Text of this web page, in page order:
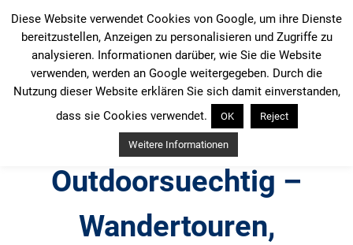
Inhalt
springen
Outdoorsuechtig –
Wandertouren,
Diese Website verwendet Cookies von Google, um ihre Dienste
bereitzustellen, Anzeigen zu personalisieren und Zugriffe zu
analysieren. Informationen darüber, wie Sie die Website
verwenden, werden an Google weitergegeben. Durch die
Nutzung dieser Website erklären Sie sich damit einverstanden,
dass sie Cookies verwendet.
OK Reject
Weitere Informationen